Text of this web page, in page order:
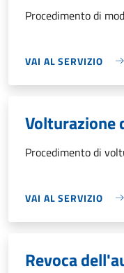
Procedimento di
VAI AL SERVIZIO
Volturazione
Procedimento di
VAI AL SERVIZIO
Revoca